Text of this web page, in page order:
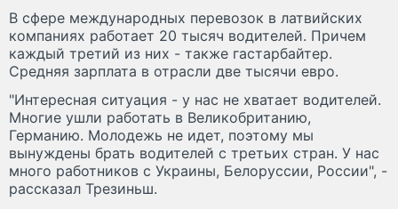
В сфере международных перевозок в латвийских
компаниях работает 20 тысяч водителей. Причем
каждый третий из них - также гастарбайтер.
Средняя зарплата в отрасли две тысячи евро.
"Интересная ситуация - у нас не хватает водителей.
Многие ушли работать в Великобританию,
Германию. Молодежь не идет, поэтому мы
вынуждены брать водителей с третьих стран. У нас
много работников с Украины, Белоруссии, России", -
рассказал Трезиньш.